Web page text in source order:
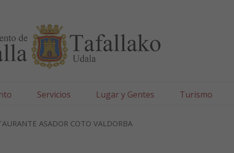
Servicios Lugar y Gentes Turismo
ASADOR COTO VALDORBA